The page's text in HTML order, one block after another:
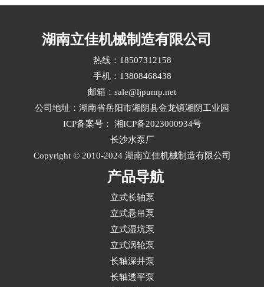
封结构和配套标准多维度综合评估立式液下长轴
泵选型。···
湖南立佳机械制造有限公司
热线：18507312158
手机：13808468438
邮箱：sale@ljpump.net
公司地址：湖南省岳阳市湘阴县金龙镇湘阴工业园
ICP备案号：
湘ICP备2023000934号
长沙水泵厂
Copyright © 2010-2024 湖南立佳机械制造有限公司
产品导航
立式长轴泵
立式悬吊泵
立式湿坑泵
立式涡轮泵
长轴深井泵
长轴透平泵